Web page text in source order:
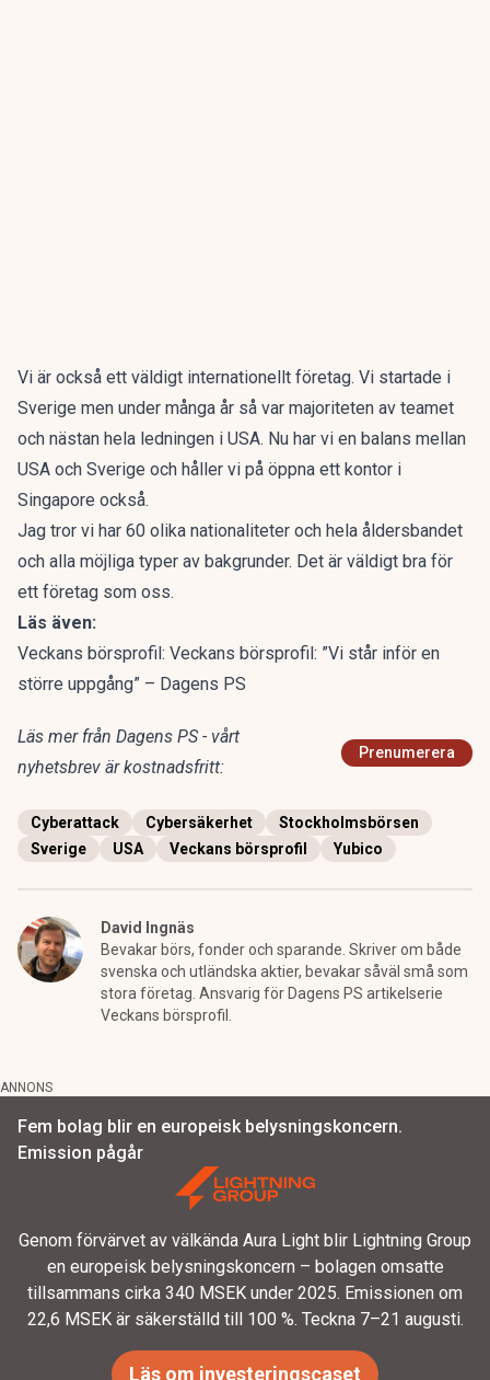
Vi är också ett väldigt internationellt företag. Vi startade i
Sverige men under många år så var majoriteten av teamet
och nästan hela ledningen i USA. Nu har vi en balans mellan
USA och Sverige och håller vi på öppna ett kontor i
Singapore också.
Jag tror vi har 60 olika nationaliteter och hela åldersbandet
och alla möjliga typer av bakgrunder. Det är väldigt bra för
ett företag som oss.
Läs även:
Veckans börsprofil: Veckans börsprofil: ”Vi står inför en
större uppgång” – Dagens PS
Läs mer från Dagens PS - vårt
nyhetsbrev är kostnadsfritt:
Prenumerera
Cyberattack Cybersäkerhet
Stockholmsbörsen
Sverige
USA Veckans börsprofil Yubico
David Ingnäs
Bevakar börs, fonder och sparande. Skriver om både
svenska och utländska aktier, bevakar såväl små som
stora företag. Ansvarig för Dagens PS artikelserie
Veckans börsprofil.
ANNONS
Fem bolag blir en europeisk belysningskoncern.
Emission pågår
Genom förvärvet av välkända Aura Light blir Lightning Group
en europeisk belysningskoncern – bolagen omsatte
tillsammans cirka 340 MSEK under 2025. Emissionen om
22,6 MSEK är säkerställd till 100 %. Teckna 7–21 augusti.
Läs om investeringscaset